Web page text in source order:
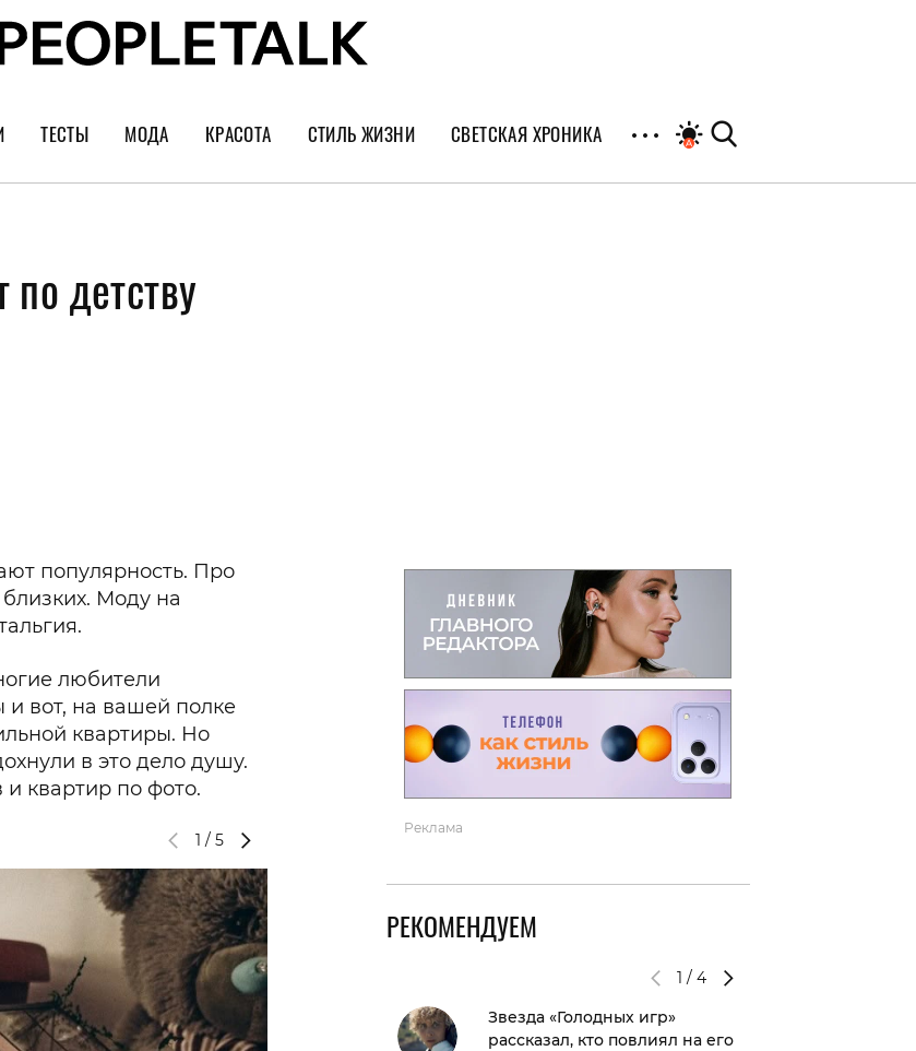
ТЕСТЫ МОДА
Тренды
Украшения и часы
КРАСОТА
Уход за лицом
СТИЛЬ ЖИЗНИ
Культура
СВЕТСКАЯ ХРОНИКА
детству
популярность. Про
Моду на
любители
и вот, на вашей полке
квартиры. Но
в это дело душу.
квартир по фото.
1 /5
Реклама
РЕКОМЕНДУЕМ
1 /4
Звезда «Голодных игр»
рассказал, кто повлиял на его